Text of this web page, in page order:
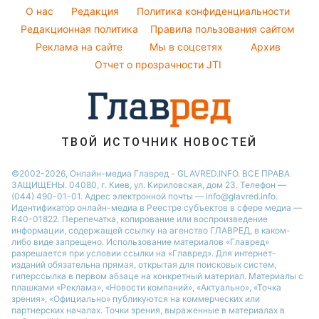
София Ротару
Новости Харькова
Новости Полтавы
Новости Сум
Праздничное меню
Все о шоу-бизнесе
Погода на сегодня
Погода на завтра
Пылевая буря
O нас Редакция
Политика конфиденциальности
Редакционная политика
Правила пользования сайтом
Реклама на сайте
Мы в соцсетях
Архив
Отчет о прозрачности JTI
ТВОЙ ИСТОЧНИК НОВОСТЕЙ
©2002-2026, Онлайн-медиа Главред - GLAVRED.INFO. ВСЕ ПРАВА
ЗАЩИЩЕНЫ. 04080, г. Киев, ул. Кириловская, дом 23. Телефон —
(044) 490-01-01. Адрес электронной почты — info@glavred.info.
Идентификатор онлайн-медиа в Реестре cубъектов в сфере медиа —
R40-01822. Перепечатка, копирование или воспроизведение
информации, содержащей ссылку на агенство ГЛАВРЕД, в каком-
либо виде запрещено. Использование материалов «Главред»
разрешается при условии ссылки на «Главред». Для интернет-
изданий обязательна прямая, открытая для поисковых систем,
гиперссылка в первом абзаце на конкретный материал. Материалы с
плашками «Реклама», «Новости компаний», «Актуально», «Точка
зрения», «Официально» публикуются на коммерческих или
партнерских началах. Точки зрения, выраженные в материалах в